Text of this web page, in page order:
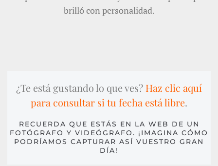
brilló con personalidad.
¿Te está gustando lo que ves? Haz clic aquí
para consultar si tu fecha está libre.
RECUERDA QUE ESTÁS EN LA WEB DE UN
FOTÓGRAFO Y VIDEÓGRAFO. ¡IMAGINA CÓMO
PODRÍAMOS CAPTURAR ASÍ VUESTRO GRAN
DÍA!